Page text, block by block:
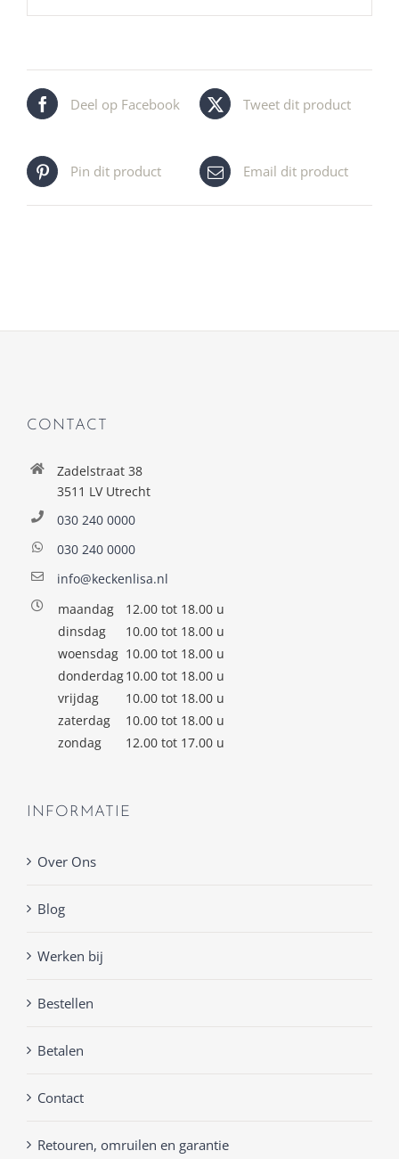
Deel op Facebook Tweet dit product
Pin dit product Email dit product
CONTACT
Zadelstraat 38
3511 LV Utrecht
030 240 0000
030 240 0000
info@keckenlisa.nl
maandag
12.00 tot 18.00 u
dinsdag
10.00 tot 18.00 u
woensdag 10.00 tot 18.00 u
donderdag10.00 tot 18.00 u
vrijdag
10.00 tot 18.00 u
zaterdag
10.00 tot 18.00 u
zondag
12.00 tot 17.00 u
INFORMATIE
Over Ons
Blog
Werken bij
Bestellen
Betalen
Contact
Retouren, omruilen en garantie